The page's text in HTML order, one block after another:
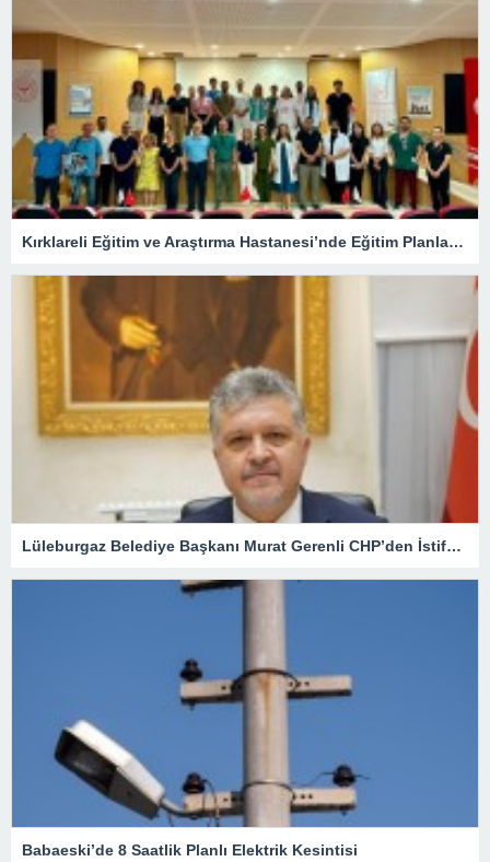
Kırklareli Eğitim ve Araştırma Hastanesi’nde Eğitim Planlaması Masaya Yatırıldı
Lüleburgaz Belediye Başkanı Murat Gerenli CHP’den İstifa Etti
Babaeski’de 8 Saatlik Planlı Elektrik Kesintisi